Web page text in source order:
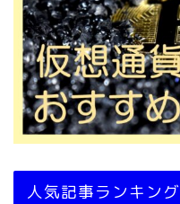
人気記事ランキング